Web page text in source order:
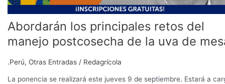
Abordarán los principales retos del
manejo postcosecha de la uva de
.Perú, Otras Entradas / Redagrícola
La ponencia se realizará este jueves 9 de septiembre. Estará a